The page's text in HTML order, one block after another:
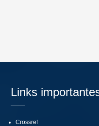
Links
Crossref